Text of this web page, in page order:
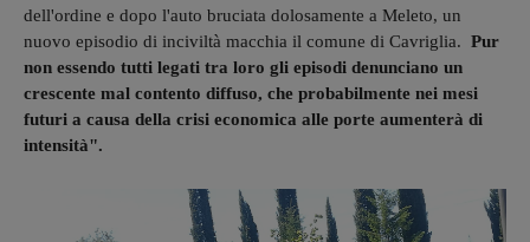
dell'ordine e dopo l'auto bruciata dolosamente a Meleto, un
nuovo episodio di inciviltà macchia il comune di Cavriglia. Pur
non essendo tutti legati tra loro gli episodi denunciano un
crescente mal contento diffuso, che probabilmente nei mesi
futuri a causa della crisi economica alle porte aumenterà di
intensità".